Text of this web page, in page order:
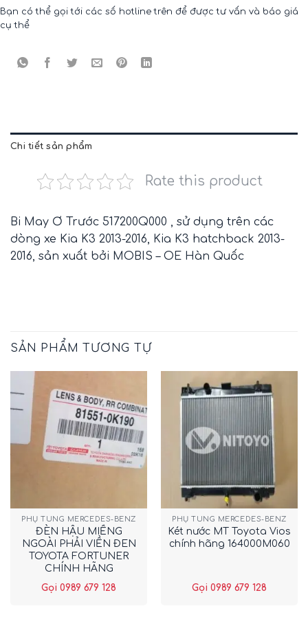
Bạn có thể gọi tới các số hotline trên để được tư vấn và báo giá
cụ thể
Chi tiết sản phẩm
Rate this product
Bi May Ơ Trước 517200Q000 , sử dụng trên các
dòng xe Kia K3 2013-2016, Kia K3 hatchback 2013-
2016, sản xuất bởi MOBIS – OE Hàn Quốc
SẢN PHẨM TƯƠNG TỰ
PHỤ TÙNG MERCEDES-BENZ
ĐÈN HẬU MIẾNG
NGOÀI PHẢI VIỀN ĐEN
TOYOTA FORTUNER
CHÍNH HÃNG
Gọi 0989 679 128
PHỤ TÙNG MERCEDES-BENZ
Két nước MT Toyota Vios
chính hãng 164000M060
Gọi 0989 679 128